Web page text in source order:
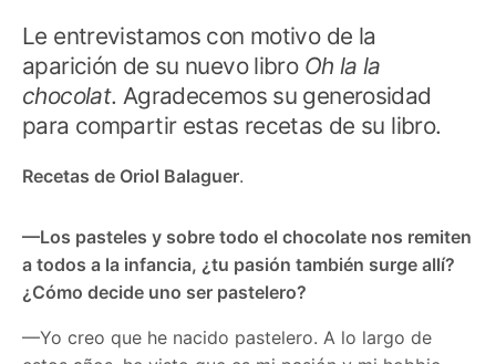
Le entrevistamos con motivo de la
aparición de su nuevo libro Oh la la
chocolat. Agradecemos su generosidad
para compartir estas recetas de su libro.
Recetas de Oriol Balaguer.
—Los pasteles y sobre todo el chocolate nos remiten
a todos a la infancia, ¿tu pasión también surge allí?
¿Cómo decide uno ser pastelero?
—Yo creo que he nacido pastelero. A lo largo de